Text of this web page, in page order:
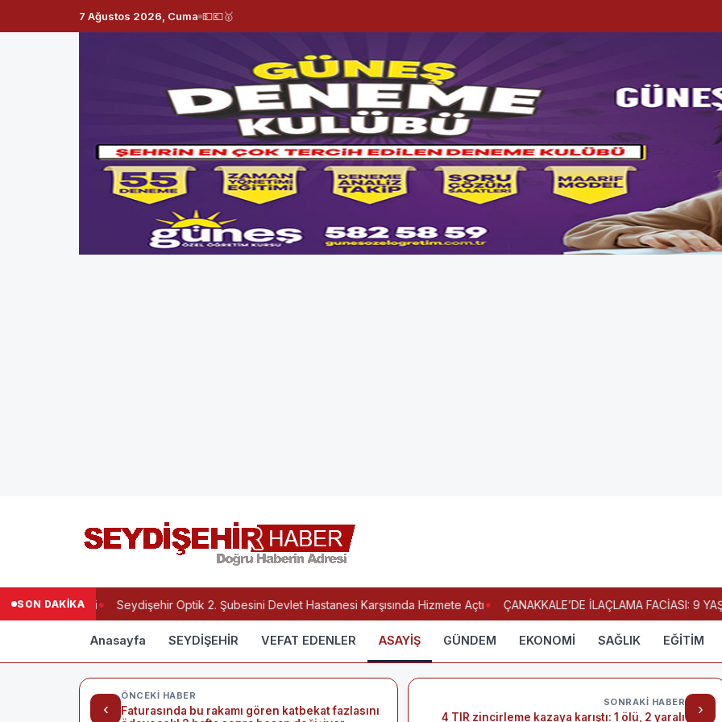
7 Ağustos 2026, Cuma 💵💶🥇
SON DAKİKA
Vefat Etti Seydişehir Optik 2. Şubesini Devlet Hastanesi Karşısında Hizmete Açtı ÇANAKKALE’DE İLAÇLAMA FACİASI: 9
Anasayfa SEYDİŞEHİR VEFAT EDENLER ASAYİŞ GÜNDEM EKONOMİ SAĞLIK EĞİTİM
‹
ÖNCEKI HABER
Faturasında bu rakamı gören katbekat fazlasını
›
SONRAKI HABER
4 TIR zincirleme kazaya karıştı: 1 ölü, 2 yaralı